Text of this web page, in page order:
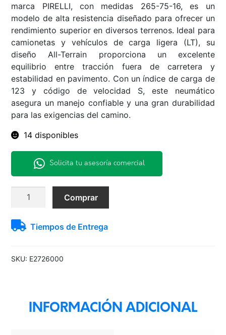
marca PIRELLI, con medidas 265-75-16, es un
modelo de alta resistencia diseñado para ofrecer un
rendimiento superior en diversos terrenos. Ideal para
camionetas y vehículos de carga ligera (LT), su
diseño All-Terrain proporciona un excelente
equilibrio entre tracción fuera de carretera y
estabilidad en pavimento. Con un índice de carga de
123 y código de velocidad S, este neumático
asegura un manejo confiable y una gran durabilidad
para las exigencias del camino.
14 disponibles
Solicita tu asesoría comercial
123S
+
Comprar
Tiempos de Entrega
SKU: E2726000
INFORMACIÓN ADICIONAL